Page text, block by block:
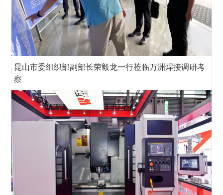
昆山市委组织部副部长荣毅龙一行莅临万洲焊接调研考
察